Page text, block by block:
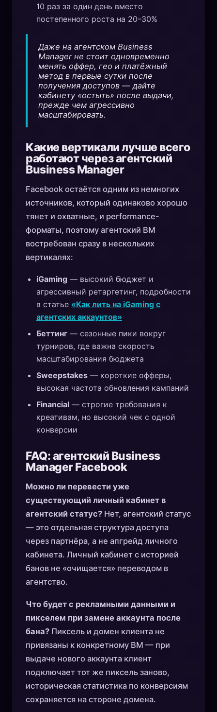
10 раз за один день вместо
постепенного роста на 20–30%
Даже на агентском Business
Manager не стоит одновременно
менять оффер, гео и платёжный
метод в первые сутки после
получения доступов — дайте
кабинету «остыть» после выдачи,
прежде чем агрессивно
масштабировать.
Какие вертикали лучше всего
работают через агентский
Business Manager
Facebook остаётся одним из немногих
источников, который одинаково хорошо
тянет и охватные, и performance-
форматы, поэтому агентский BM
востребован сразу в нескольких
вертикалях:
iGaming — высокий бюджет и
агрессивный ретаргетинг, подробности
в статье «Как лить на iGaming с
агентских аккаунтов»
Беттинг — сезонные пики вокруг
турниров, где важна скорость
масштабирования бюджета
Sweepstakes — короткие офферы,
высокая частота обновления кампаний
Financial — строгие требования к
креативам, но высокий чек с одной
конверсии
FAQ: агентский Business
Manager Facebook
Можно ли перевести уже
существующий личный кабинет в
агентский статус? Нет, агентский статус
— это отдельная структура доступа
через партнёра, а не апгрейд личного
кабинета. Личный кабинет с историей
банов не «очищается» переводом в
агентство.
Что будет с рекламными данными и
пикселем при замене аккаунта после
бана? Пиксель и домен клиента не
привязаны к конкретному BM — при
выдаче нового аккаунта клиент
подключает тот же пиксель заново,
историческая статистика по конверсиям
сохраняется на стороне домена.